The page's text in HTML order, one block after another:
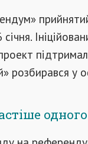
розбирався у